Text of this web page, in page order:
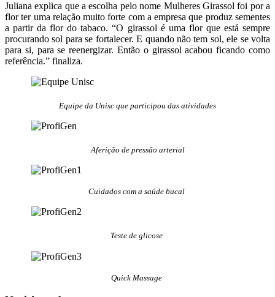
Juliana explica que a escolha pelo nome Mulheres Girassol foi por a
flor ter uma relação muito forte com a empresa que produz sementes
a partir da flor do tabaco. “O girassol é uma flor que está sempre
procurando sol para se fortalecer. E quando não tem sol, ele se volta
para si, para se reenergizar. Então o girassol acabou ficando como
referência.” finaliza.
Equipe da Unisc que participou das atividades
Aferição de pressão arterial
Cuidados com a saúde bucal
Teste de glicose
Quick Massage